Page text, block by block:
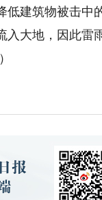
低建筑物被击
入大地，因此